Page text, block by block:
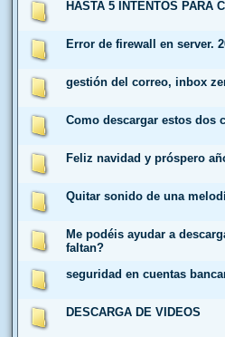
HASTA 5 INTENTOS PARA
Error de firewall en server.
gestión del correo, inbox
Como descargar estos dos
Feliz navidad y próspero
Quitar sonido de una
Me podéis ayudar a
faltan?
seguridad en cuentas
DESCARGA DE VIDEOS